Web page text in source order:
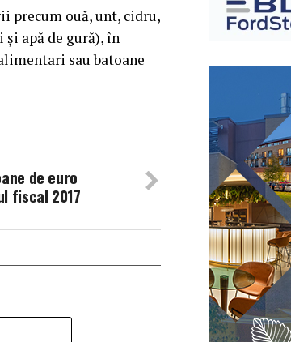
precum ouă, unt, cidru,
apă de gură), în
sau batoane
de euro
fiscal 2017